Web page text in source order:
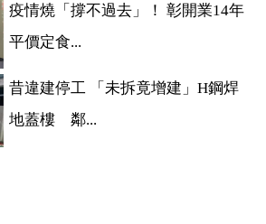
疫情燒「撐不過去」！ 彰開業14年
平價定食...
昔違建停工 「未拆竟增建」H鋼焊
地蓋樓 鄰...